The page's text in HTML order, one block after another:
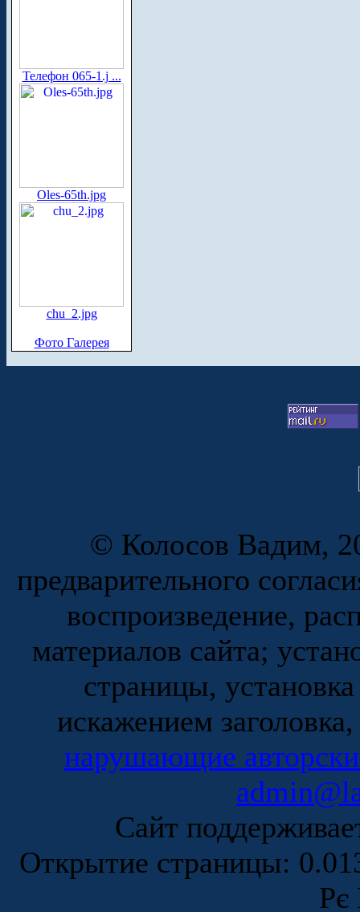
Телефон 065-1.j ...
Oles-65th.jpg
chu_2.jpg
Фото Галерея
© Колосов Вадим,
предварительного
воспроизведение,
материалов сайта;
страницы,
искажением
нарушающие
Сайт
Открытие страницы:
Рє